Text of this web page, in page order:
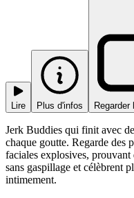
Lire Plus d'infos
Jerk Buddies qui finit avec
chaque goutte. Regarde des
faciales explosives, prouvant
sans gaspillage et célèbrent
intimement.